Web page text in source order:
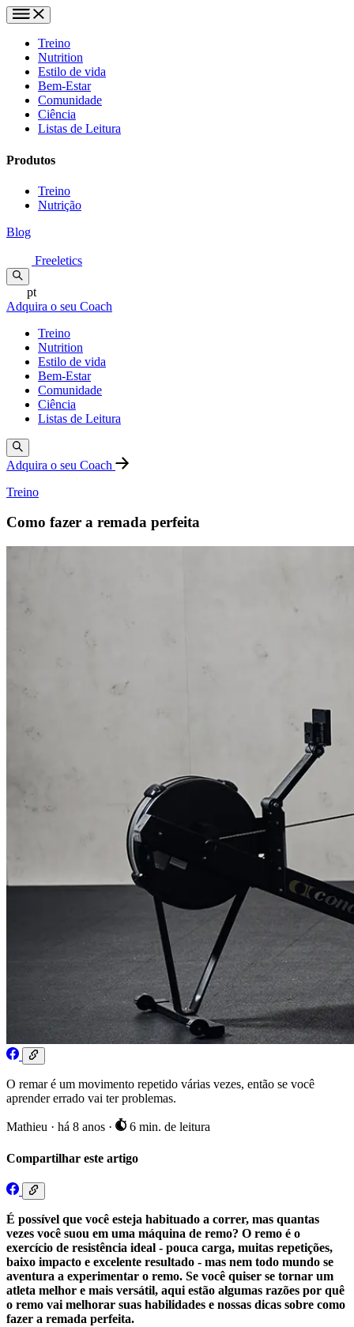
Treino
Nutrition
Estilo de vida
Bem-Estar
Comunidade
Ciência
Listas de Leitura
Produtos
Treino
Nutrição
Blog
Freeletics
pt
Adquira o seu Coach
Treino
Nutrition
Estilo de vida
Bem-Estar
Comunidade
Ciência
Listas de Leitura
Adquira o seu Coach
Treino
Como fazer a remada perfeita
O remar é um movimento repetido várias vezes, então se você
aprender errado vai ter problemas.
Mathieu · há 8 anos · 6 min. de leitura
Compartilhar este artigo
É possível que você esteja habituado a correr, mas quantas
vezes você suou em uma máquina de remo? O remo é o
exercício de resistência ideal - pouca carga, muitas repetições,
baixo impacto e excelente resultado - mas nem todo mundo se
aventura a experimentar o remo. Se você quiser se tornar um
atleta melhor e mais versátil, aqui estão algumas razões por quê
o remo vai melhorar suas habilidades e nossas dicas sobre como
fazer a remada perfeita.